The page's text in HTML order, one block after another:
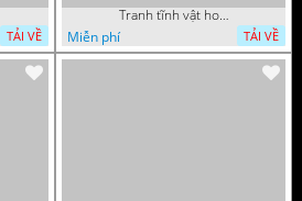
TẢI VỀ
Tranh tĩnh vật hoa quả sơn dầu nghệ thuật
Miễn phí
TẢI VỀ